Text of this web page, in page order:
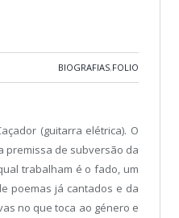
BIOGRAFIAS,FOLIO
(guitarra elétrica). O
premissa de subversão da
trabalham é o fado, um
poemas já cantados e da
no que toca ao género e